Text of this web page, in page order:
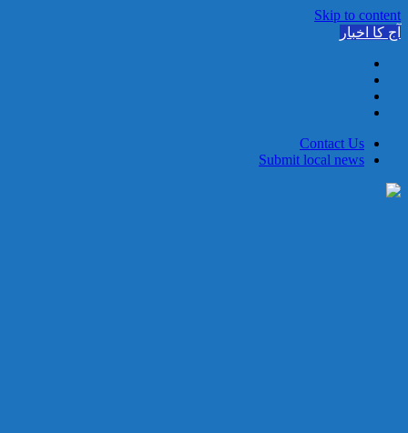
Skip to content
آج کا اخبار
Contact Us
Submit local news